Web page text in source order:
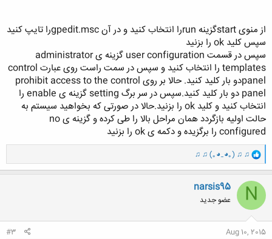
از منوی startگزینه runرا انتخاب کنید و در آن gpedit.mscرا تایپ کنید
سپس کلید ok را بزنید
سپس در قسمت user configuration گزینه ی administrator
templates را انتخاب کنید و سپس در سمت راست روی عبارت control
panelدو بار کلید کنید. حالا بر روی prohibit access to the control
panel دو بار کلید کنید.سپس در سر برگ setting گزینه ی enable را
انتخاب کنید و کلید ok را بزنید.حالا در صورتی که بخواهید سیستم به
حالت اولیه بازگردد همان مراحل بالا را طی کرده و گزینه ی no
configured را برگزیده و دکمه ی ok را بزنید
و
ا
ک
ن
ش
ه
ا
♫ ♫ (｡◕‿◕｡) ♫ ♫
N
narsis95
عضو جدید
Aug 10, 2015
#3